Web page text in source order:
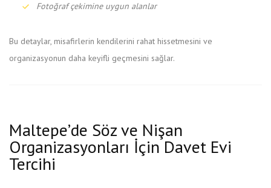
Fotoğraf çekimine uygun alanlar
Bu detaylar, misafirlerin kendilerini rahat hissetmesini ve
organizasyonun daha keyifli geçmesini sağlar.
Maltepe’de Söz ve Nişan
Organizasyonları İçin Davet Evi
Tercihi